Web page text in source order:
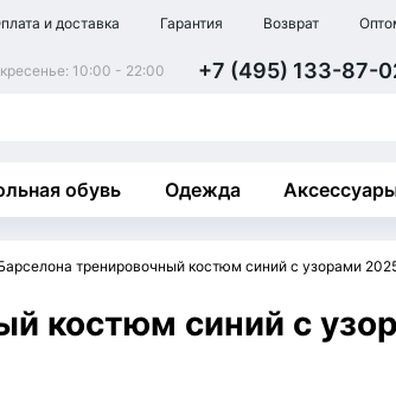
и доставка Гарантия Возврат
10:00 - 22:00 +7 (495) 133-87-
обувь Одежда
тренировочный костюм синий с узорами
костюм синий с